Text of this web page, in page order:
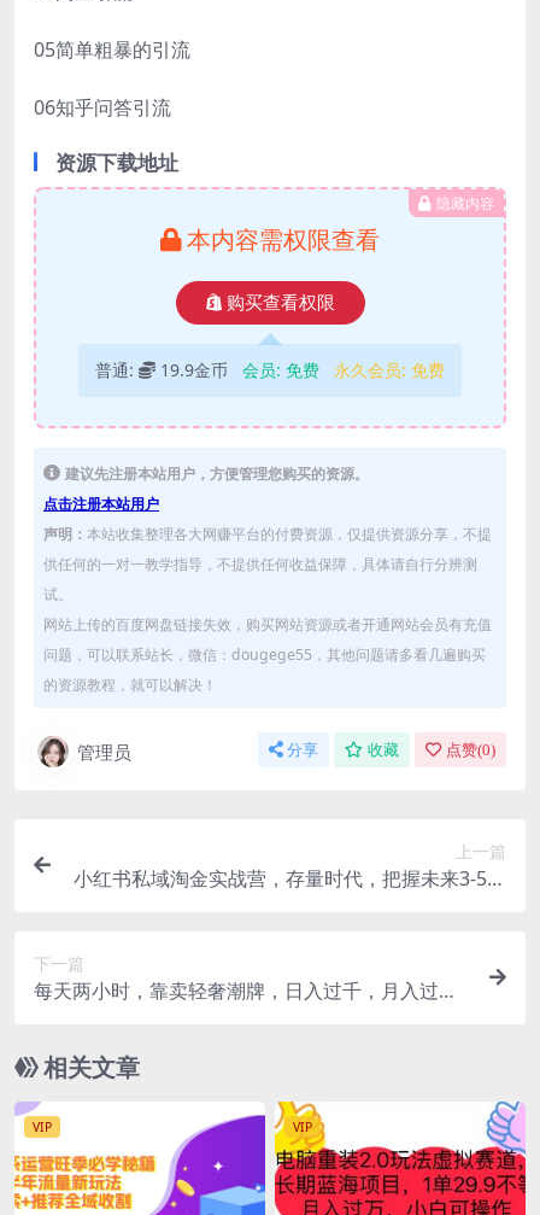
05简单粗暴的引流
06知乎问答引流
资源下载地址
隐藏内容
本内容需权限查看
购买查看权限
普通: 19.9金币 会员: 免费 永久会员: 免费
建议先注册本站用户，方便管理您购买的资源。
点击注册本站用户
声明： 本站收集整理各大网赚平台的付费资源，仅提供资源分享，不提
供任何的一对一教学指导，不提供任何收益保障，具体请自行分辨测
试。
网站上传的百度网盘链接失效，购买网站资源或者开通网站会员有充值
问题，可以联系站长，微信：dougege55，其他问题请多看几遍购买
的资源教程，就可以解决！
管理员 分享 收藏 点赞(0)
上一篇
小红书私域淘金实战营，存量时代，把握未来3-5年
下一篇
每天两小时，靠卖轻奢潮牌，日入过千，月入过
相关文章
VIP VIP